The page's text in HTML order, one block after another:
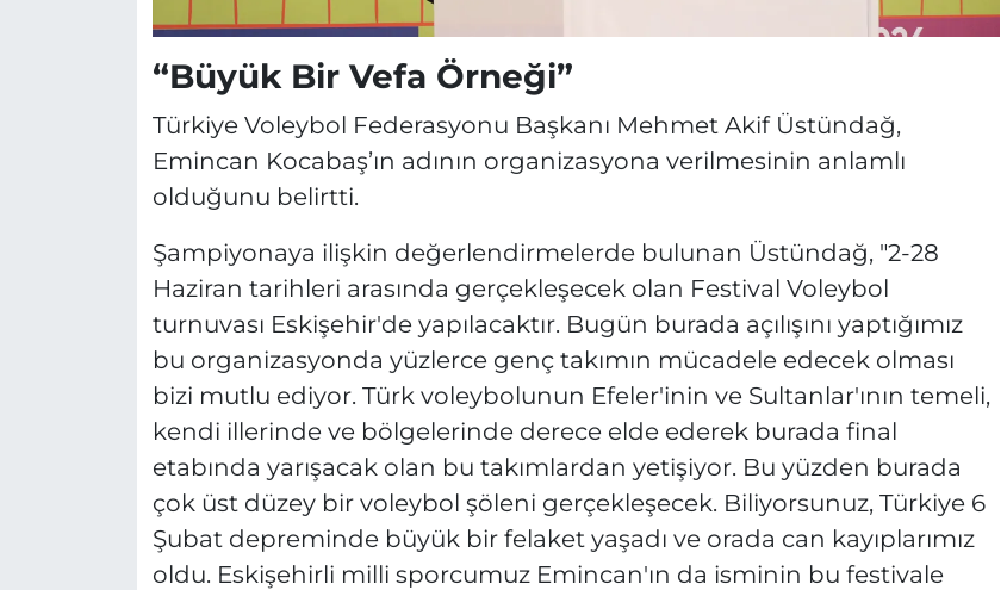
“Büyük Bir Vefa Örneği”
Türkiye Voleybol Federasyonu Başkanı Mehmet Akif Üstündağ,
Emincan Kocabaş’ın adının organizasyona verilmesinin anlamlı
olduğunu belirtti.
Şampiyonaya ilişkin değerlendirmelerde bulunan Üstündağ, "2-28
Haziran tarihleri arasında gerçekleşecek olan Festival Voleybol
turnuvası Eskişehir'de yapılacaktır. Bugün burada açılışını yaptığımız
bu organizasyonda yüzlerce genç takımın mücadele edecek olması
bizi mutlu ediyor. Türk voleybolunun Efeler'inin ve Sultanlar'ının temeli,
kendi illerinde ve bölgelerinde derece elde ederek burada final
etabında yarışacak olan bu takımlardan yetişiyor. Bu yüzden burada
çok üst düzey bir voleybol şöleni gerçekleşecek. Biliyorsunuz, Türkiye 6
Şubat depreminde büyük bir felaket yaşadı ve orada can kayıplarımız
oldu. Eskişehirli milli sporcumuz Emincan'ın da isminin bu festivale